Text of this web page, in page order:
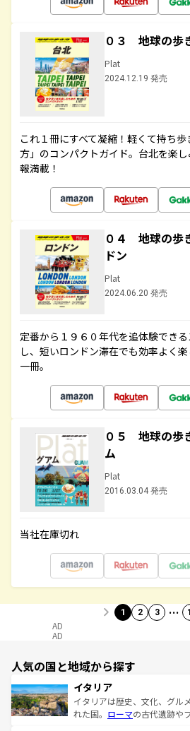
０３ 地球の
Plat
2024.12.19 発売
これ１冊にすべて凝縮！軽くて持ち
方」のコンパクトガイド。台北を楽
報満載！
０４ 地球の
ドン
Plat
2024.06.20 発売
定番から１９６０年代を追体験でき
し、短いロンドン滞在でも効率よく
一冊。
０５ 地球の
ム
Plat
2016.03.04 発売
当社在庫切れ
1 2 3 …
AD
AD
人気の国と地域から探す
イタリア
イタリアは歴史、文化、グル
れた国。 ローマの古代遺跡や